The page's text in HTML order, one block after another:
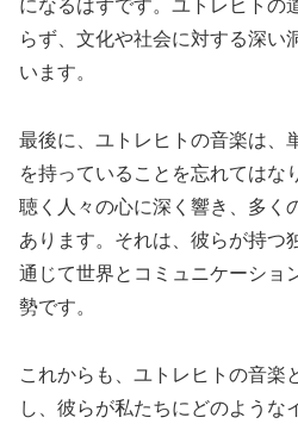
になるはずです。ユトレヒトの
らず、文化や社会に対する深い
います。
最後に、ユトレヒトの音楽は、
を持っていることを忘れてはな
聴く人々の心に深く響き、多く
あります。それは、彼らが持つ
通じて世界とコミュニケーショ
勢です。
これからも、ユトレヒトの音楽
し、彼らが私たちにどのような